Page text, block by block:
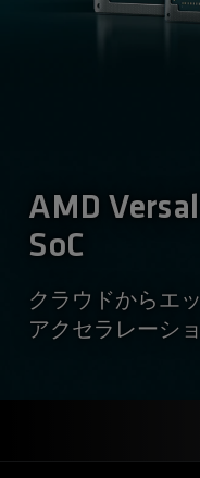
AMD
SoC
クラウドからエ
アクセラレーシ